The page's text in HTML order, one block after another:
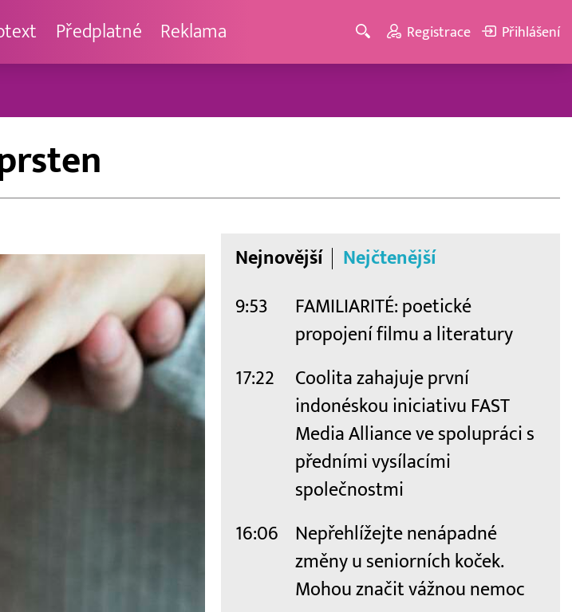
Předplatné Reklama Registrace Přihlášení
Nejnovější Nejčtenější
9:53
FAMILIARITÉ: poetické
propojení filmu a literatury
17:22
Coolita zahajuje první
indonéskou iniciativu FAST
Media Alliance ve spolupráci s
předními vysílacími
společnostmi
16:06
Nepřehlížejte nenápadné
změny u seniorních koček.
Mohou značit vážnou nemoc